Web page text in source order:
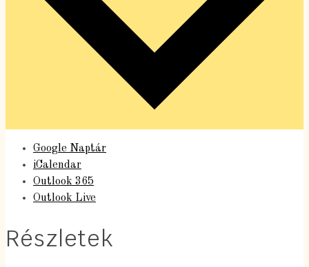
Google Naptár
iCalendar
Outlook 365
Outlook Live
Részletek